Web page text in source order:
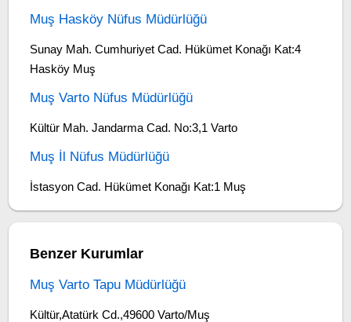
Muş Hasköy Nüfus Müdürlüğü
Sunay Mah. Cumhuriyet Cad. Hükümet Konağı Kat:4
Hasköy Muş
Muş Varto Nüfus Müdürlüğü
Kültür Mah. Jandarma Cad. No:3,1 Varto
Muş İl Nüfus Müdürlüğü
İstasyon Cad. Hükümet Konağı Kat:1 Muş
Benzer Kurumlar
Muş Varto Tapu Müdürlüğü
Kültür,Atatürk Cd.,49600 Varto/Muş